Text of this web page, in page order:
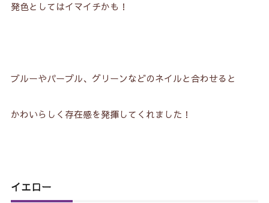
発色としてはイマイチかも！
ブルーやパープル、グリーンなどのネイルと合わせると
かわいらしく存在感を発揮してくれました！
イエロー